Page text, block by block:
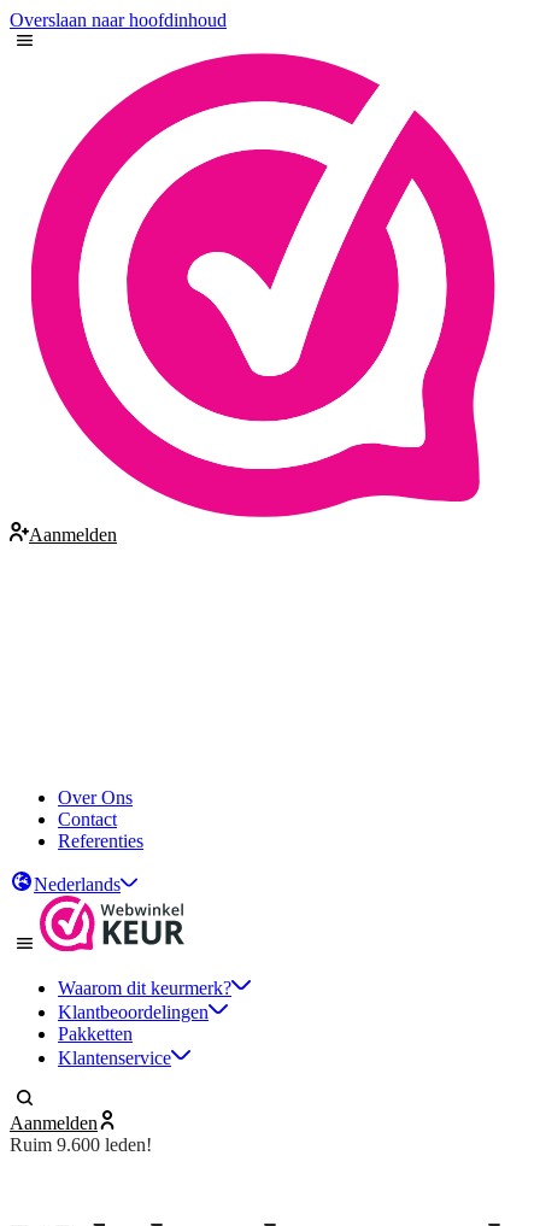
Overslaan naar hoofdinhoud
Aanmelden
Over Ons
Contact
Referenties
Nederlands
Waarom dit keurmerk?
Klantbeoordelingen
Pakketten
Klantenservice
Aanmelden
Ruim 9.600 leden!